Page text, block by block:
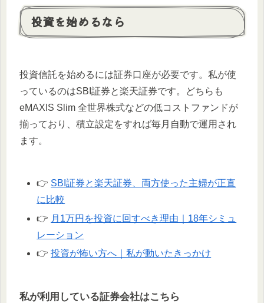
投資を始めるなら
投資信託を始めるには証券口座が必要です。私が使
っているのはSBI証券と楽天証券です。どちらも
eMAXIS Slim 全世界株式などの低コストファンドが
揃っており、積立設定をすれば毎月自動で運用され
ます。
👉 SBI証券と楽天証券、両方使った主婦が正直
に比較
👉 月1万円を投資に回すべき理由｜18年シミュ
レーション
👉投資が怖い方へ｜私が動いたきっかけ
私が利用している証券会社はこちら